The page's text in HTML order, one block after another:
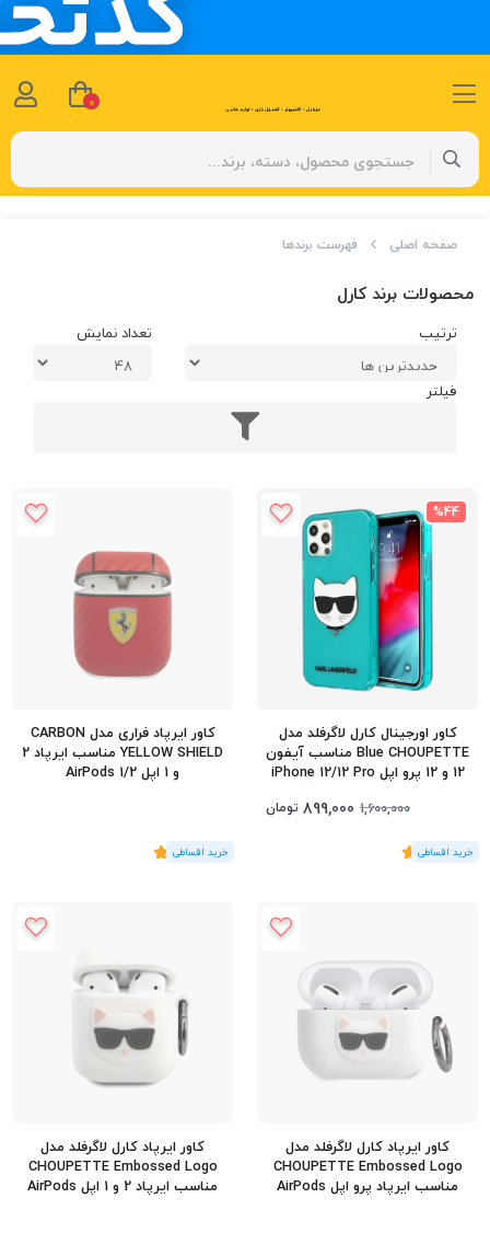
صفحه اصلی فهرست برندها
محصولات برند کارل
ترتیب تعداد نمایش
فیلتر
%44
کاور اورجینال کارل لاگرفلد مدل
Blue CHOUPETTE مناسب آیفون
12 و 12 پرو اپل iPhone 12/12 Pro
1,600,000
899,000 تومان
(1رای)
5
کاور ایرپاد فراری مدل CARBON
YELLOW SHIELD مناسب ایرپاد 2
و 1 اپل AirPods 1/2
(2 رای)
5
کاور ایرپاد کارل لاگرفلد مدل
CHOUPETTE Embossed Logo
مناسب ایرپاد پرو اپل AirPods
کاور ایرپاد کارل لاگرفلد مدل
CHOUPETTE Embossed Logo
مناسب ایرپاد 2 و 1 اپل AirPods
0